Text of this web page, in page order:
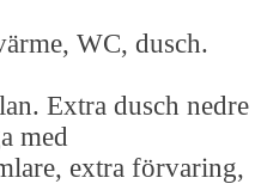
WC, dusch.
Extra dusch nedre
med
extra förvaring,